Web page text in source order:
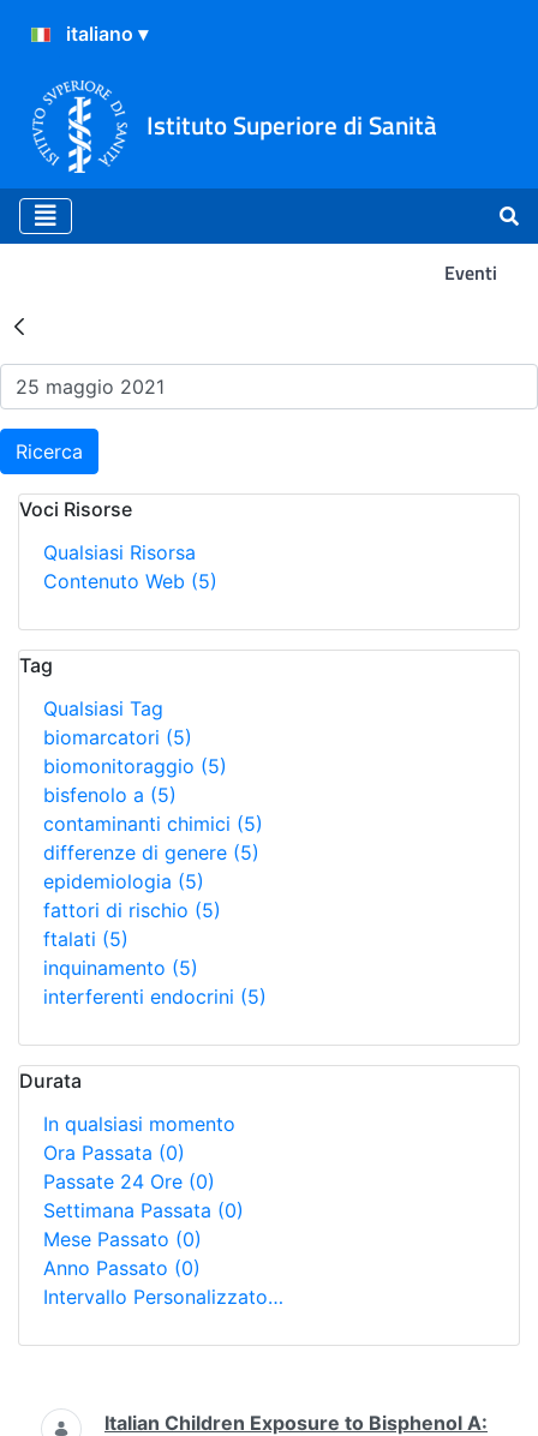
Istituto Superiore di Sanità
Eventi
Risultati della Ricerca -
Ricerca
Voci Risorse
Qualsiasi Risorsa
Contenuto Web (5)
Tag
Qualsiasi Tag
biomarcatori (5)
biomonitoraggio (5)
bisfenolo a (5)
contaminanti chimici (5)
differenze di genere (5)
epidemiologia (5)
fattori di rischio (5)
ftalati (5)
inquinamento (5)
interferenti endocrini (5)
Durata
In qualsiasi momento
Ora Passata (0)
Passate 24 Ore (0)
Settimana Passata (0)
Mese Passato (0)
Anno Passato (0)
Intervallo Personalizzato…
Ricerca
Italian Children Exposure to Bisphenol A: